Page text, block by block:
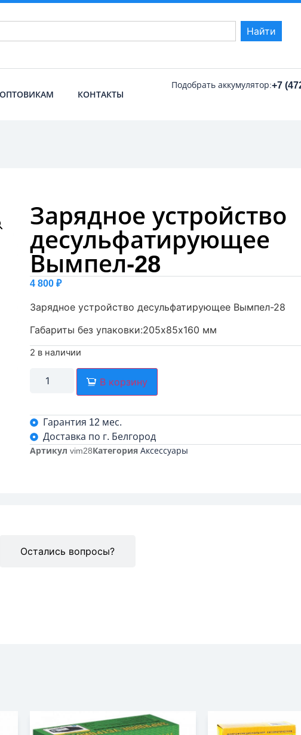
Найти
ОПТОВИКАМ КОНТАКТЫ
Подобрать аккумулятор:+7
Зарядное устройство
десульфатирующее
Вымпел-28
4 800 ₽
Зарядное устройство десульфатирующее Вымпел-28
Габариты без упаковки:205х85х160 мм
2 в наличии
В корзину
Гарантия 12 мес.
Доставка по г. Белгород
Артикул vim28Категория Аксессуары
Остались вопросы?